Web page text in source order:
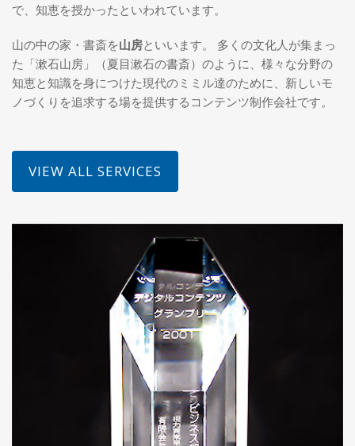
で、知恵を授かったといわれています。
山の中の家・書斎を山房といいます。 多くの文化人が集まっ
た「漱石山房」（夏目漱石の書斎）のように、様々な分野の
知恵と知識を身につけた現代のミミル達のために、新しいモ
ノづくりを追求する場を提供するコンテンツ制作会社です。
VIEW ALL SERVICES